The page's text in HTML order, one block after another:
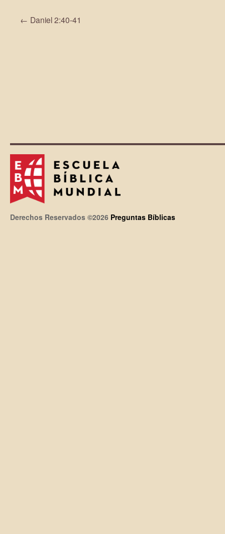
← Daniel 2:40-41
Derechos Reservados ©2026 Preguntas Bíblicas